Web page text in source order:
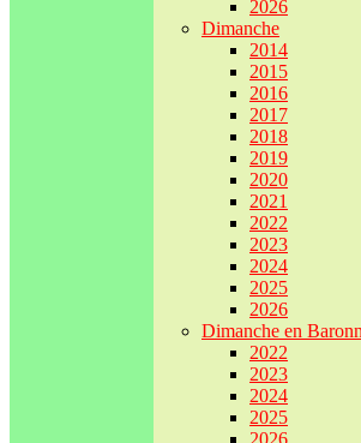
2026
Dimanche
2014
2015
2016
2017
2018
2019
2020
2021
2022
2023
2024
2025
2026
Dimanche en
2022
2023
2024
2025
2026